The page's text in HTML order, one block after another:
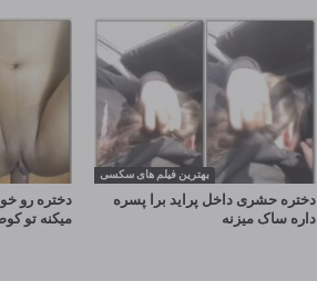
دختره رو
میکنه تو
بهترین فیلم های سکسی
دختره حشری داخل پراید برا پسره
داره ساک میزنه